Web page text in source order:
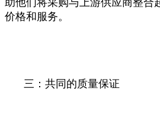
价格和服务。
三：共同的质量保证